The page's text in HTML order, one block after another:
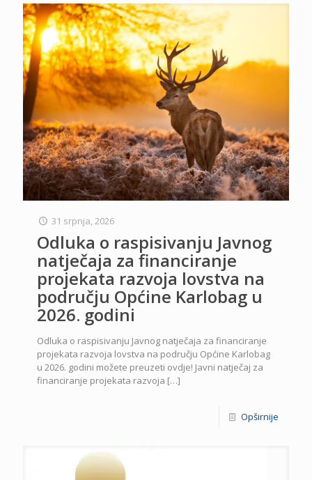
31 srpnja, 2026
Odluka o raspisivanju Javnog
natječaja za financiranje
projekata razvoja lovstva na
području Općine Karlobag u
2026. godini
Odluka o raspisivanju Javnog natječaja za financiranje
projekata razvoja lovstva na području Općine Karlobag
u 2026. godini možete preuzeti ovdje! Javni natječaj za
financiranje projekata razvoja […]
Opširnije